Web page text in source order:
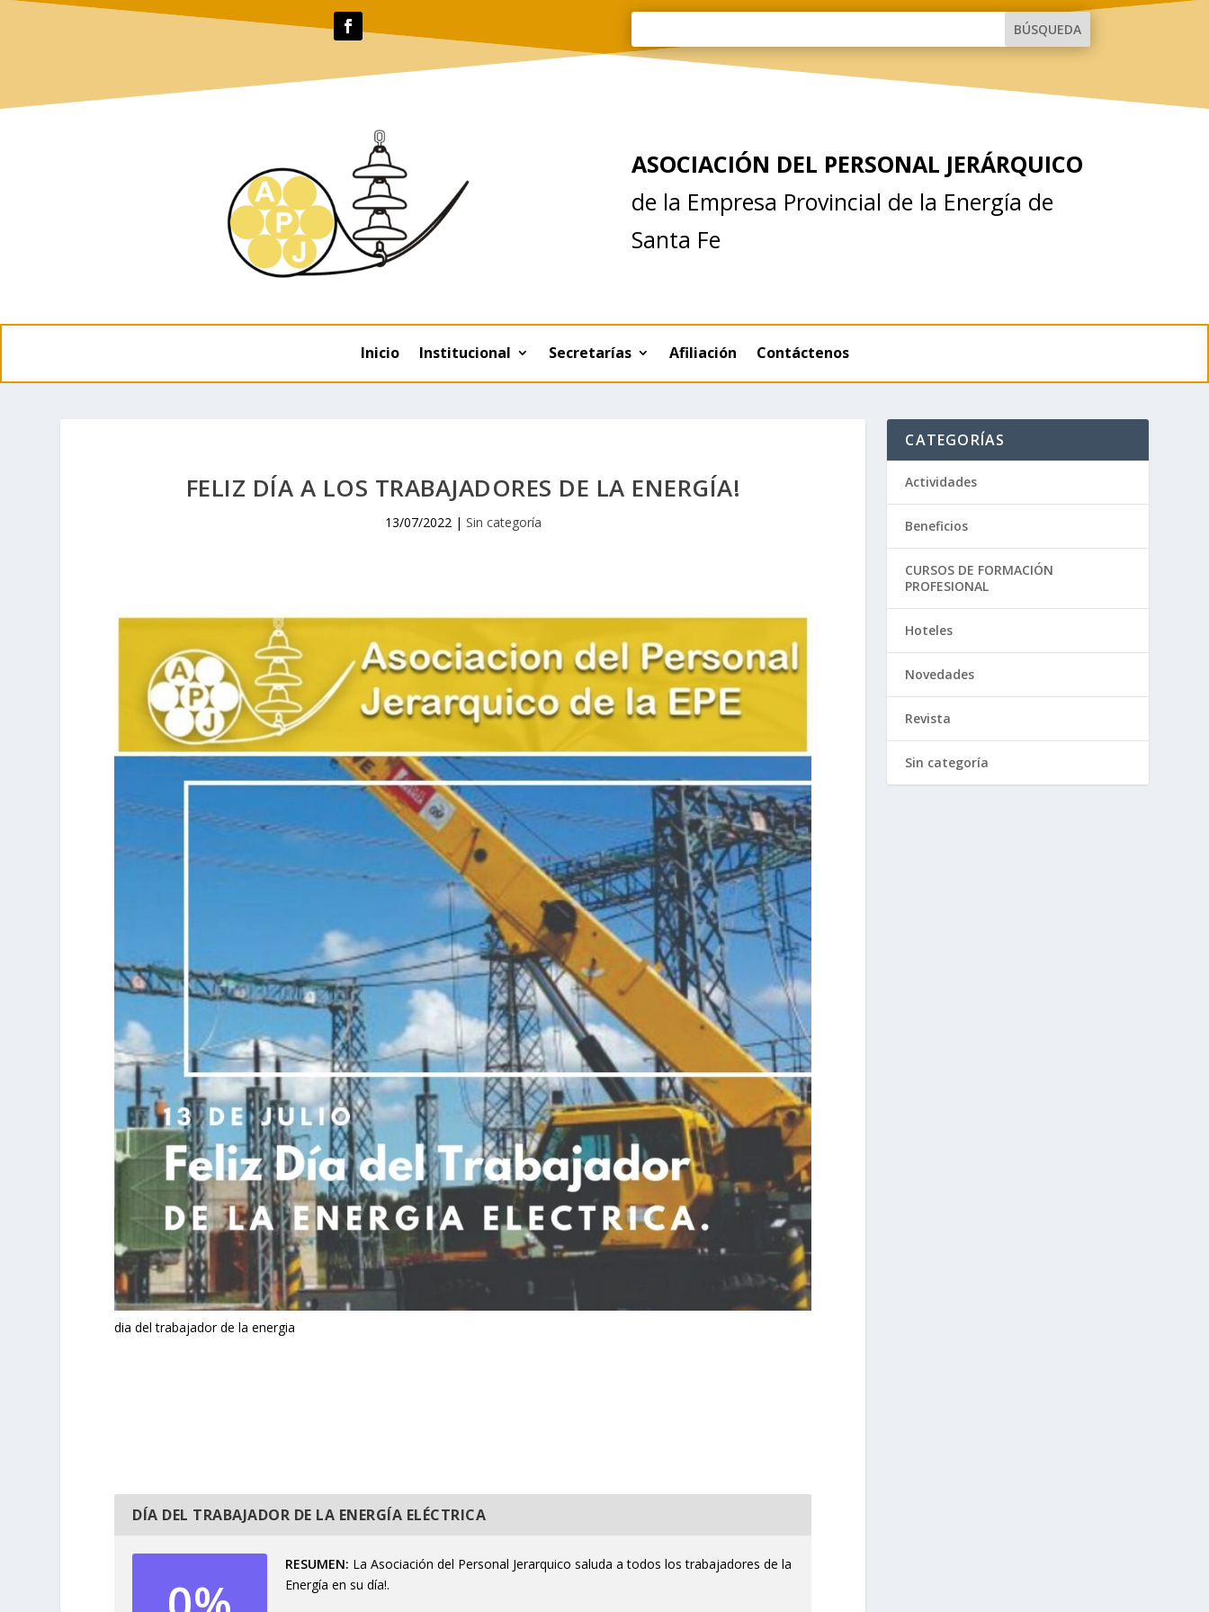
ASOCIACIÓN DEL PERSONAL JERÁRQUICO
de la Empresa Provincial de la Energía de
Santa Fe
Inicio Institucional Secretarías Afiliación Contáctenos
FELIZ DÍA A LOS TRABAJADORES DE LA ENERGÍA!
13/07/2022 | Sin categoría
dia del trabajador de la energia
DÍA DEL TRABAJADOR DE LA ENERGÍA ELÉCTRICA
RESUMEN La Asociación del Personal Jerarquico saluda a todos los trabajadores de la
Energía en su día!.
CATEGORÍAS
Actividades
Beneficios
CURSOS DE FORMACIÓN
PROFESIONAL
Hoteles
Novedades
Revista
Sin categoría